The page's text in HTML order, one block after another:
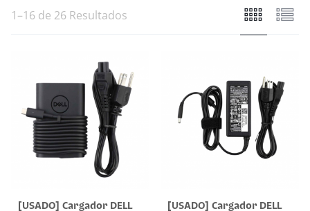
1–16 de 26 Resultados
[USADO] Cargador DELL
[USADO] Cargador DELL